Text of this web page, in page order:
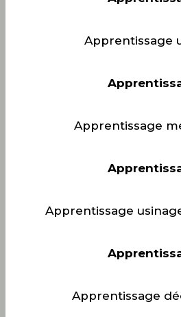
Apprentissage
Apprentissage
Apprentissage
Apprentissage